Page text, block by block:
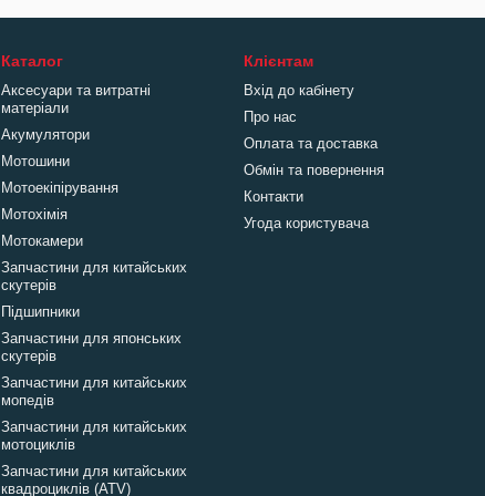
Каталог
Аксесуари та витратні
матеріали
Акумулятори
Мотошини
Мотоекіпірування
Мотохімія
Мотокамери
Запчастини для китайських
скутерів
Підшипники
Запчастини для японських
скутерів
Запчастини для китайських
мопедів
Запчастини для китайських
мотоциклів
Запчастини для китайських
квадроциклів (ATV)
Клієнтам
Вхід до кабінету
Про нас
Оплата та доставка
Обмін та повернення
Контакти
Угода користувача